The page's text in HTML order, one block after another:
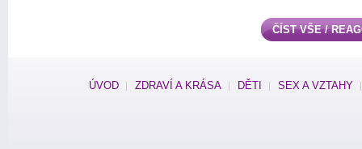
ČÍST VŠE /
ÚVOD ZDRAVÍ A KRÁSA DĚTI SEX A VZTAHY